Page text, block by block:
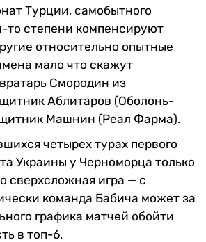
Турции, самобытного
то степени компенсируют
относительно опытные
мало что скажут
Смородин из
Аблитаров (Оболонь-
Машнин (Реал Фарма).
четырех турах первого
Украины у Черноморца только
сверхсложная игра — с
команда Бабича может за
графика матчей обойти
в топ-6.